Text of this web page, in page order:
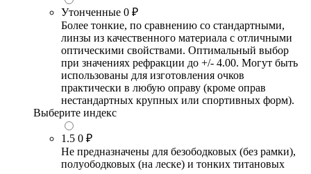
Утонченные 0 ₽
Более тонкие, по сравнению со стандартными,
линзы из качественного материала с отличными
оптическими свойствами. Оптимальный выбор
при значениях рефракции до +/- 4.00. Могут быть
использованы для изготовления очков
практически в любую оправу (кроме оправ
нестандартных крупных или спортивных форм).
Выберите индекс
1.5 0 ₽
Не предназначены для безободковых (без рамки),
полуободковых (на леске) и тонких титановых